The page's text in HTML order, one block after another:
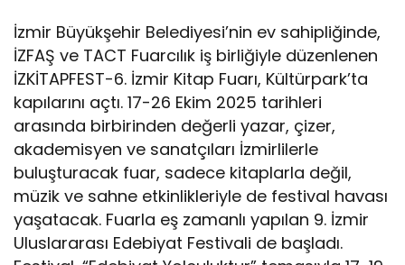
İzmir Büyükşehir Belediyesi’nin ev sahipliğinde,
İZFAŞ ve TACT Fuarcılık iş birliğiyle düzenlenen
İZKİTAPFEST-6. İzmir Kitap Fuarı, Kültürpark’ta
kapılarını açtı. 17-26 Ekim 2025 tarihleri
arasında birbirinden değerli yazar, çizer,
akademisyen ve sanatçıları İzmirlilerle
buluşturacak fuar, sadece kitaplarla değil,
müzik ve sahne etkinlikleriyle de festival havası
yaşatacak. Fuarla eş zamanlı yapılan 9. İzmir
Uluslararası Edebiyat Festivali de başladı.